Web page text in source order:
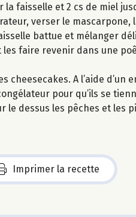
faisselle et 2 cs de miel
verser le
battue et mélanger
faire revenir dans une
cheesecakes. A l’aide
pour qu’ils se
le dessus les pêches et les
Imprimer la recette